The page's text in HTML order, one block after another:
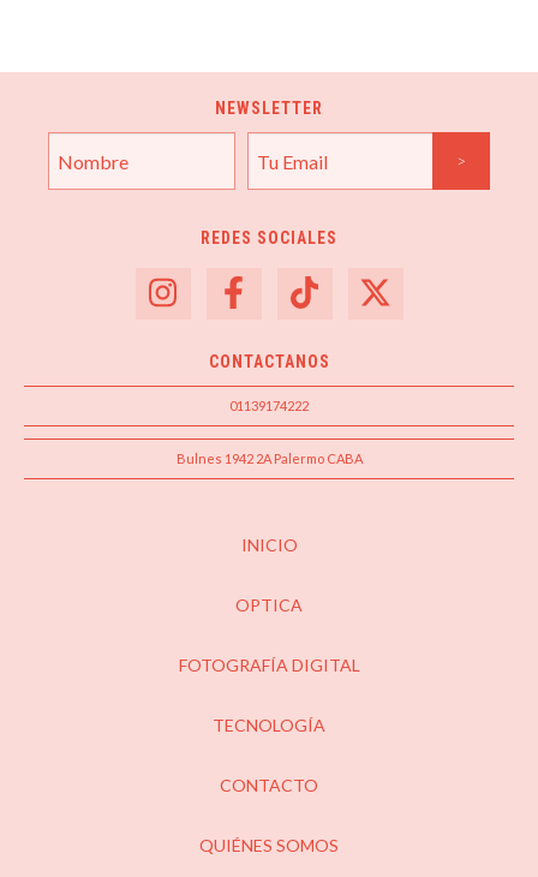
NEWSLETTER
REDES SOCIALES
CONTACTANOS
01139174222
Bulnes 1942 2A Palermo CABA
INICIO
OPTICA
FOTOGRAFÍA DIGITAL
TECNOLOGÍA
CONTACTO
QUIÉNES SOMOS